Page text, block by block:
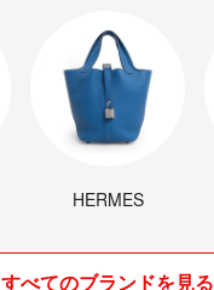
HERMES
すべてのブランドを見る